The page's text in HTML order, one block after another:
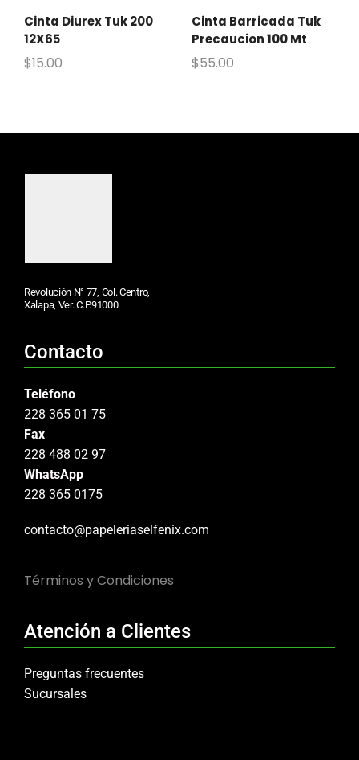
Cinta Diurex Tuk 200
12X65
$15.00
Cinta Barricada Tuk
Precaucion 100 Mt
$55.00
Revolución N° 77, Col. Centro,
Xalapa, Ver. C.P.91000
Contacto
Teléfono
228 365 01 75
Fax
228 488 02 97
WhatsApp
228 365 0175
contacto@papeleriaselfenix.com
Términos y Condiciones
Atención a Clientes
Preguntas frecuentes
Sucursales